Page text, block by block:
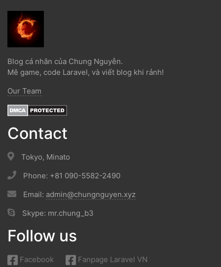
Blog cá nhân của Chung Nguyễn.
Mê game, code Laravel, và viết blog khi rảnh!
Our Team
Contact
Tokyo, Minato
Phone: +81 090-5582-2490
Email: admin@chungnguyen.xyz
Skype: mr.chung_b3
Follow us
Facebook Fanpage Laravel VN